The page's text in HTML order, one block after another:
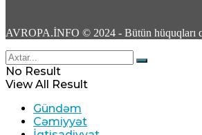
Türkiyə, Səudiyyə Ərəbistanı
üçtərəfli müdafiə sazişi
07 Avqust 2026 / 11:06
3
AVROPA.İNFO © 2024 - Bütün hüquqları
No Result
View All Result
Gündəm
Cəmiyyət